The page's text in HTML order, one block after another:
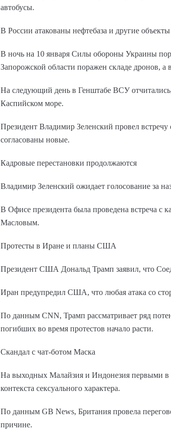
автобусы.
В России атакованы нефтебаза и другие объекты
В ночь на 10 января Силы обороны Украины
Запорожской области поражен складе дронов,
На следующий день в Генштабе ВСУ
Каспийском море.
Президент Владимир Зеленский провел
согласованы новые.
Кадровые перестановки продолжаются
Владимир Зеленский ожидает голосование за
В Офисе президента была проведена встреча
Масловым.
Протесты в Иране и планы США
Президент США Дональд Трамп заявил, что
Иран предупредил США, что любая атака со
По данным CNN, Трамп рассматривает ряд
погибших во время протестов начало расти.
Скандал с чат-ботом Маска
На выходных Малайзия и Индонезия первыми в
контекста сексуального характера.
По данным GB News, Британия провела
причине.